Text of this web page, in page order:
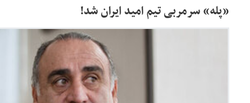
«پله» سرمربی تیم امید ایران شد!